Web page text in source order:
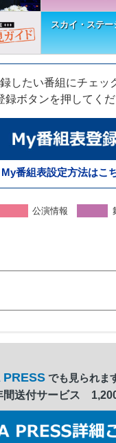
スカイ・ステ
したい番組にチェッ
録ボタンを押してくだ
番組表設定方法はこ
公演情報
PRESS でも見られま
送付サービス 1,200